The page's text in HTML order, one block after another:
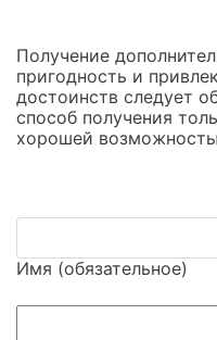
Получение
пригодность и
достоинств следует
способ получения
хорошей
Имя (обязательное)